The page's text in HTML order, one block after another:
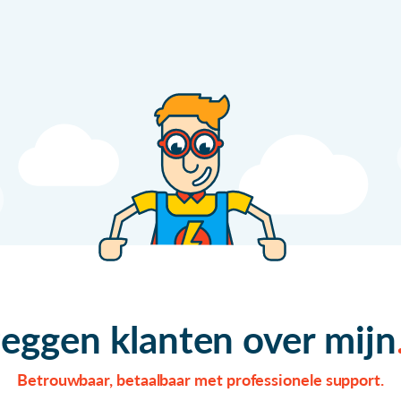
klanten over mijn
Betrouwbaar, betaalbaar met professionele support.